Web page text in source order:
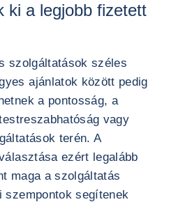
ki a legjobb fizetett
szolgáltatások széles
ajánlatok között pedig
a pontosság, a
vagy
terén. A
ezért legalább
maga a szolgáltatás
szempontok segítenek